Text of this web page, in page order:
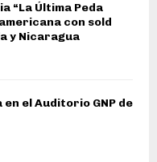
“La Última Peda
con sold
y Nicaragua
el Auditorio GNP de